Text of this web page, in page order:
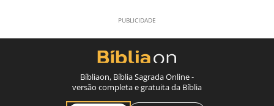
Bíbliaon, Bíblia Sagrada Online -
versão completa e gratuita da Bíblia